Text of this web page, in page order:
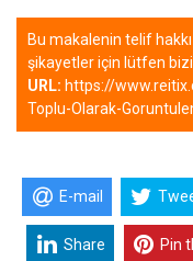
Bu makalenin telif
şikayetler için lütfen
URL: https://
Toplu-Olarak-
E-mail
Share Pin